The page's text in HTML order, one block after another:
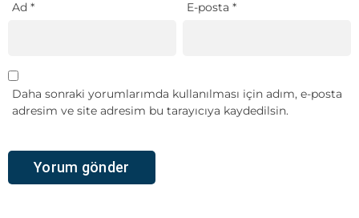
Ad * E-posta*
Daha sonraki yorumlarımda kullanılması için adım, e-posta
adresim ve site adresim bu tarayıcıya kaydedilsin.